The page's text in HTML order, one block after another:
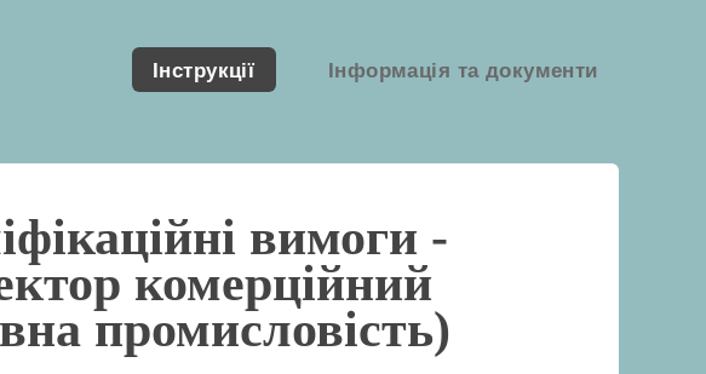
Інструкції Інформація та документи
вимоги -
комерційний
промисловість)